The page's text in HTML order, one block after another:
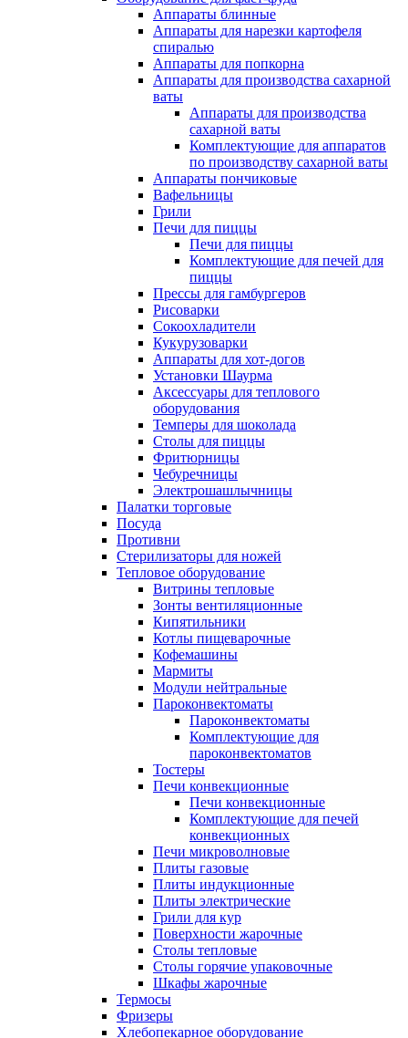
Аппараты блинные
Аппараты для нарезки картофеля
спиралью
Аппараты для попкорна
Аппараты для производства сахарной
ваты
Аппараты для производства
сахарной ваты
Комплектующие для аппаратов
по производству сахарной ваты
Аппараты пончиковые
Вафельницы
Грили
Печи для пиццы
Печи для пиццы
Комплектующие для печей для
пиццы
Прессы для гамбургеров
Рисоварки
Сокоохладители
Кукурузоварки
Аппараты для хот-догов
Установки Шаурма
Аксессуары для теплового
оборудования
Темперы для шоколада
Столы для пиццы
Фритюрницы
Чебуречницы
Электрошашлычницы
Палатки торговые
Посуда
Противни
Стерилизаторы для ножей
Тепловое оборудование
Витрины тепловые
Зонты вентиляционные
Кипятильники
Котлы пищеварочные
Кофемашины
Мармиты
Модули нейтральные
Пароконвектоматы
Пароконвектоматы
Комплектующие для
пароконвектоматов
Тостеры
Печи конвекционные
Печи конвекционные
Комплектующие для печей
конвекционных
Печи микроволновые
Плиты газовые
Плиты индукционные
Плиты электрические
Грили для кур
Поверхности жарочные
Столы тепловые
Столы горячие упаковочные
Шкафы жарочные
Термосы
Фризеры
Хлебопекарное оборудование